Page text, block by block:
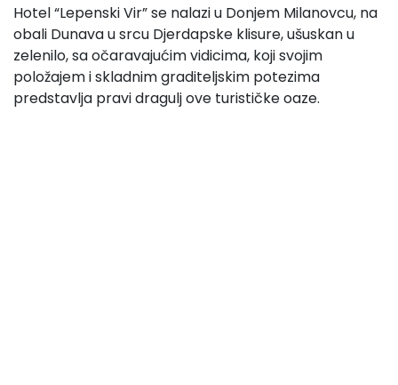
Hotel “Lepenski Vir” se nalazi u Donjem Milanovcu, na
obali Dunava u srcu Djerdapske klisure, ušuskan u
zelenilo, sa očaravajućim vidicima, koji svojim
položajem i skladnim graditeljskim potezima
predstavlja pravi dragulj ove turističke oaze.